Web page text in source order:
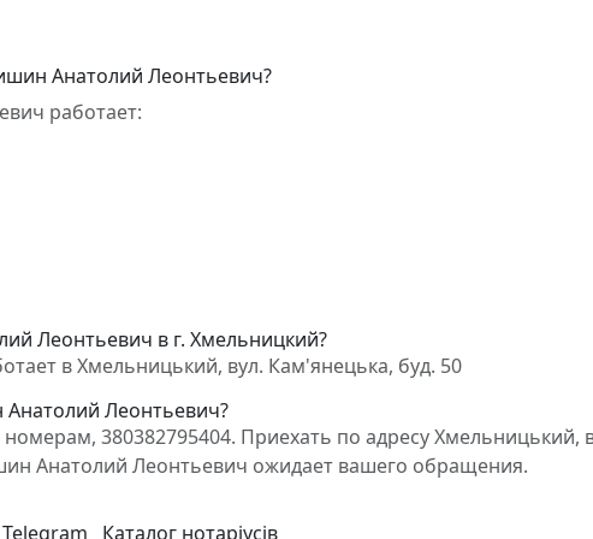
Анатолий Леонтьевич?
работает:
Леонтьевич в г. Хмельницкий?
в Хмельницький, вул. Кам'янецька, буд. 50
Анатолий Леонтьевич?
380382795404. Приехать по адресу Хмельницький,
Анатолий Леонтьевич ожидает вашего обращения.
Каталог нотаріусів